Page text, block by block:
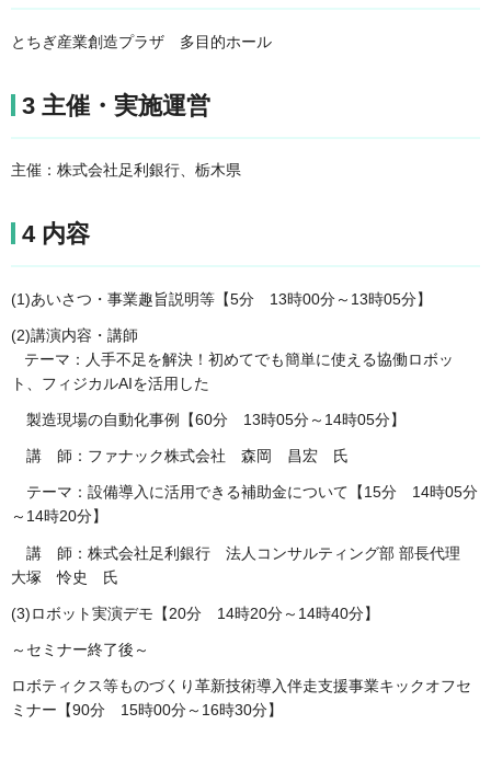
とちぎ産業創造プラザ 多目的ホール
3 主催・実施運営
主催：株式会社足利銀行、栃木県
4 内容
(1)あいさつ・事業趣旨説明等【5分 13時00分～13時05分】
(2)講演内容・講師
テーマ：人手不足を解決！初めてでも簡単に使える協働ロボッ
ト、フィジカルAIを活用した
製造現場の自動化事例【60分 13時05分～14時05分】
講 師：ファナック株式会社 森岡 昌宏 氏
テーマ：設備導入に活用できる補助金について【15分 14時05分
～14時20分】
講 師：株式会社足利銀行 法人コンサルティング部 部長代理
大塚 怜史 氏
(3)ロボット実演デモ【20分 14時20分～14時40分】
～セミナー終了後～
ロボティクス等ものづくり革新技術導入伴走支援事業​キックオフセ
ミナー【90分 15時00分～16時30分】